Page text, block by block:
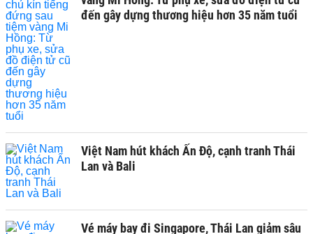
đến gây dựng thương hiệu hơn 35 năm tuổi
Việt Nam hút khách Ấn Độ, cạnh tranh Thái
Lan và Bali
Vé máy bay đi Singapore, Thái Lan giảm sâu